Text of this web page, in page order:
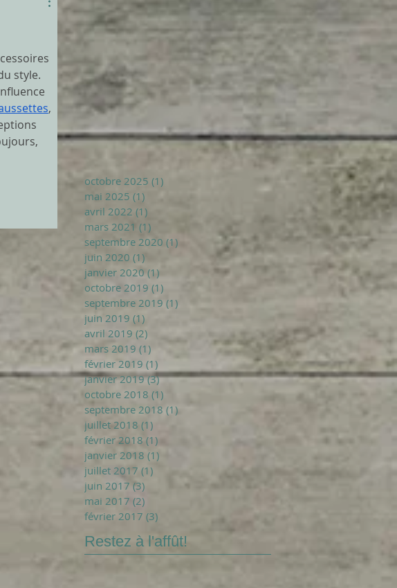
style.
,
octobre 2025 (1)
mai 2025 (1) 1 post
avril 2022 (1)
mars 2021 (1)
septembre 2020 (1)
juin 2020 (1)
janvier 2020 (1)
octobre 2019 (1)
septembre 2019 (1) 1 post
juin 2019 (1)
avril 2019 (2) 2 posts
mars 2019 (1) 1 post
février 2019 (1)
janvier 2019 (3)3 posts
octobre 2018 (1)
septembre 2018 (1)
juillet 2018 (1)
février 2018 (1)
janvier 2018 (1)
juillet 2017 (1)
juin 2017 (3)
mai 2017 (2)
février 2017 (3)
Restez à l'affût!